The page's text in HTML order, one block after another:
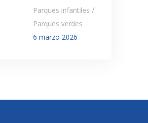
Parques infantiles /
Parques verdes
6 marzo 2026